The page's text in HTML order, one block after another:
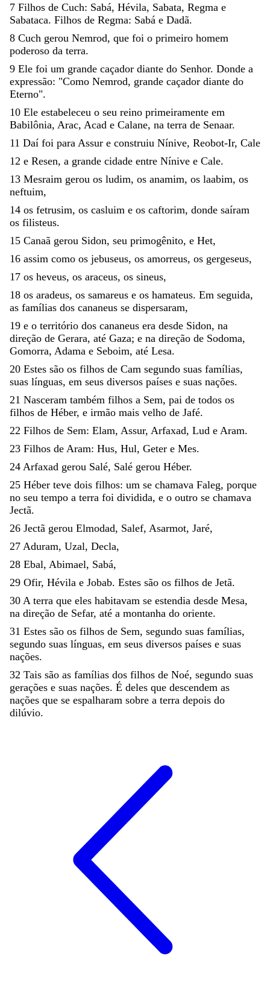
7 Filhos de Cuch: Sabá, Hévila, Sabata, Regma e
Sabataca. Filhos de Regma: Sabá e Dadã.
8 Cuch gerou Nemrod, que foi o primeiro homem
poderoso da terra.
9 Ele foi um grande caçador diante do Senhor. Donde a
expressão: "Como Nemrod, grande caçador diante do
Eterno".
10 Ele estabeleceu o seu reino primeiramente em
Babilônia, Arac, Acad e Calane, na terra de Senaar.
11 Daí foi para Assur e construiu Nínive, Reobot-Ir, Cale
12 e Resen, a grande cidade entre Nínive e Cale.
13 Mesraim gerou os ludim, os anamim, os laabim, os
neftuim,
14 os fetrusim, os casluim e os caftorim, donde saíram
os filisteus.
15 Canaã gerou Sidon, seu primogênito, e Het,
16 assim como os jebuseus, os amorreus, os gergeseus,
17 os heveus, os araceus, os sineus,
18 os aradeus, os samareus e os hamateus. Em seguida,
as famílias dos cananeus se dispersaram,
19 e o território dos cananeus era desde Sidon, na
direção de Gerara, até Gaza; e na direção de Sodoma,
Gomorra, Adama e Seboim, até Lesa.
20 Estes são os filhos de Cam segundo suas famílias,
suas línguas, em seus diversos países e suas nações.
21 Nasceram também filhos a Sem, pai de todos os
filhos de Héber, e irmão mais velho de Jafé.
22 Filhos de Sem: Elam, Assur, Arfaxad, Lud e Aram.
23 Filhos de Aram: Hus, Hul, Geter e Mes.
24 Arfaxad gerou Salé, Salé gerou Héber.
25 Héber teve dois filhos: um se chamava Faleg, porque
no seu tempo a terra foi dividida, e o outro se chamava
Jectã.
26 Jectã gerou Elmodad, Salef, Asarmot, Jaré,
27 Aduram, Uzal, Decla,
28 Ebal, Abimael, Sabá,
29 Ofir, Hévila e Jobab. Estes são os filhos de Jetã.
30 A terra que eles habitavam se estendia desde Mesa,
na direção de Sefar, até a montanha do oriente.
31 Estes são os filhos de Sem, segundo suas famílias,
segundo suas línguas, em seus diversos países e suas
nações.
32 Tais são as famílias dos filhos de Noé, segundo suas
gerações e suas nações. É deles que descendem as
nações que se espalharam sobre a terra depois do
dilúvio.